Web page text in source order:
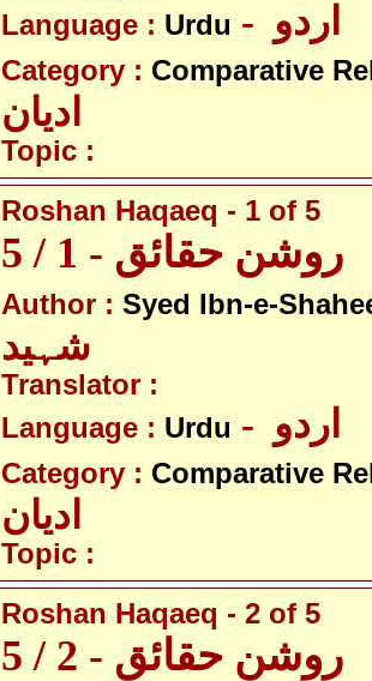
Language : Urdu
Category : Comparative
ادیان
Topic :
Roshan Haqaeq - 1 of 5
روشن حقائق - 1 / 5
Author : Syed Ibn-e-
شہید
Translator :
Language : Urdu
Category : Comparative
ادیان
Topic :
Roshan Haqaeq - 2 of 5
روشن حقائق - 2 / 5